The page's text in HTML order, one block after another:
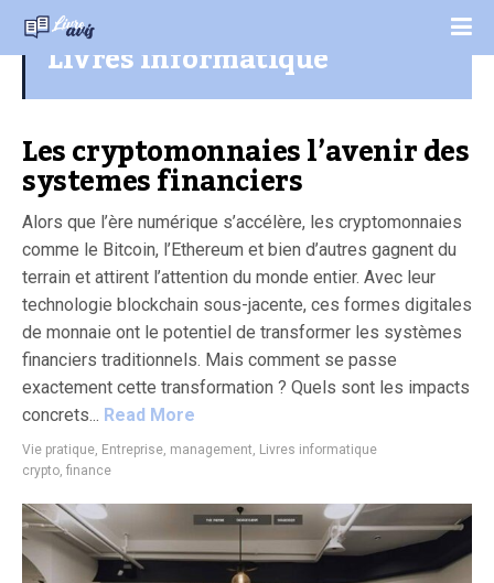
Livres informatique
Les cryptomonnaies l’avenir des
systemes financiers
Alors que l’ère numérique s’accélère, les cryptomonnaies
comme le Bitcoin, l’Ethereum et bien d’autres gagnent du
terrain et attirent l’attention du monde entier. Avec leur
technologie blockchain sous-jacente, ces formes digitales
de monnaie ont le potentiel de transformer les systèmes
financiers traditionnels. Mais comment se passe
exactement cette transformation ? Quels sont les impacts
concrets... Read More
Vie pratique, Entreprise, management, Livres informatique
crypto, finance